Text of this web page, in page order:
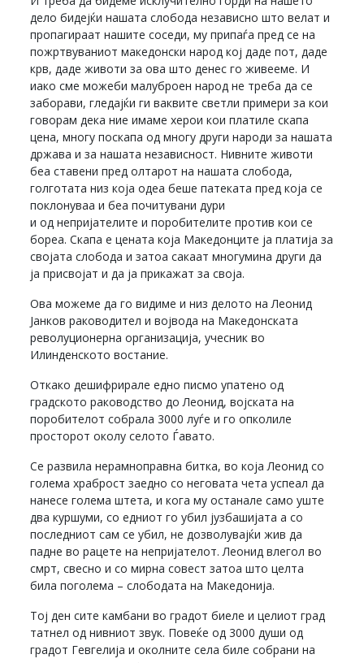
дело бидејќи нашата слобода независно што велат и
пропагираат нашите соседи, му припаѓа пред се на
пожртвуваниот македонски народ кој даде пот, даде
крв, даде животи за ова што денес го живееме. И
иако сме можеби малуброен народ не треба да се
заборави, гледајќи ги ваквите светли примери за кои
говорам дека ние имаме херои кои платиле скапа
цена, многу поскапа од многу други народи за нашата
држава и за нашата независност. Нивните животи
беа ставени пред олтарот на нашата слобода,
голготата низ која одеа беше патеката пред која се
поклонуваа и беа почитувани дури
и од непријателите и поробителите против кои се
бореа. Скапа е цената која Македонците ја платија за
својата слобода и затоа сакаат многумина други да
ја присвојат и да ја прикажат за своја.
Ова можеме да го видиме и низ делото на Леонид
Јанков раководител и војвода на Македонската
револуционерна организација, учесник во
Илинденското востание.
Откако дешифрирале едно писмо упатено од
градското раководство до Леонид, војската на
поробителот собрала 3000 луѓе и го опколиле
просторот околу селото Ѓавато.
Се развила нерамноправна битка, во која Леонид со
голема храброст заедно со неговата чета успеал да
нанесе голема штета, и кога му останале само уште
два куршуми, со едниот го убил јузбашијата а со
последниот сам се убил, не дозволувајќи жив да
падне во рацете на непријателот. Леонид влегол во
смрт, свесно и со мирна совест затоа што целта
била поголема – слободата на Македонија.
Тој ден сите камбани во градот биеле и целиот град
татнел од нивниот звук. Повеќе од 3000 души од
градот Гевгелија и околните села биле собрани на